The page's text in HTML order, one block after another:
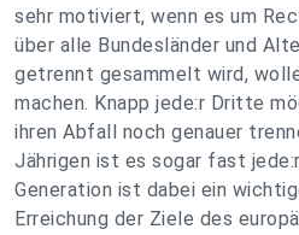
sehr motiviert, wenn es um
über alle Bundesländer und
getrennt gesammelt wird,
machen. Knapp jede:r Dritte
ihren Abfall noch genauer
Jährigen ist es sogar fast
Generation ist dabei ein
Erreichung der Ziele des